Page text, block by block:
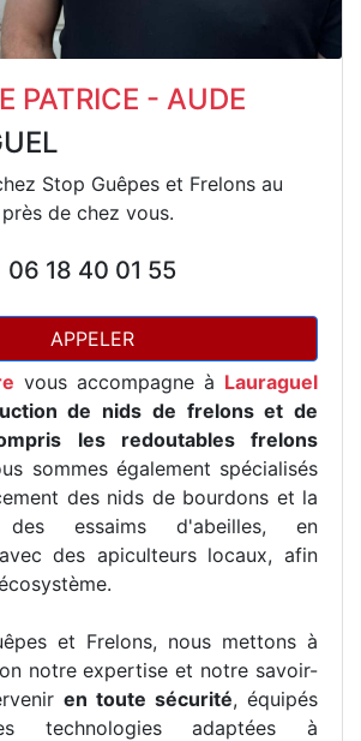
PATRICE - AUDE
Stop Guêpes et Frelons au
de chez vous.
06 18 40 01 55
APPELER
vous accompagne à Lauraguel
de nids de frelons et de
les redoutables frelons
sommes également spécialisés
des nids de bourdons et la
des essaims d'abeilles, en
des apiculteurs locaux, afin
et Frelons, nous mettons à
notre expertise et notre savoir-
en toute sécurité, équipés
technologies adaptées à